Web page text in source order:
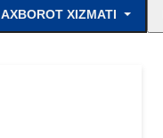
AXBOROT XIZMATI